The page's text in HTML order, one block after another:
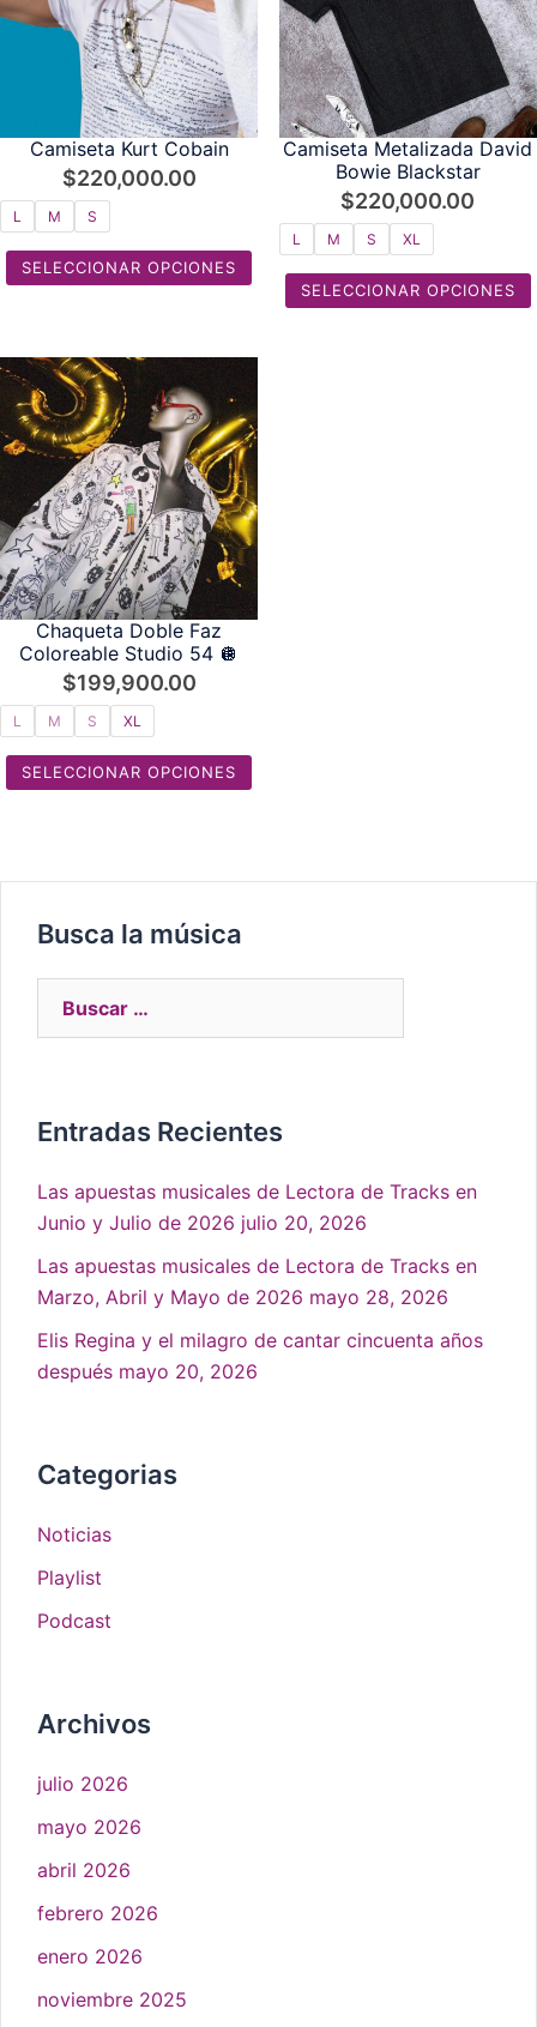
Camiseta Kurt Cobain
$220,000.00
L M S
SELECCIONAR OPCIONES
Camiseta Metalizada David
Bowie Blackstar
$220,000.00
L M S XL
SELECCIONAR OPCIONES
Chaqueta Doble Faz
Coloreable Studio 54 🪩
$199,900.00
L M S XL
SELECCIONAR OPCIONES
Busca la música
Entradas Recientes
Las apuestas musicales de Lectora de Tracks en
Junio y Julio de 2026 julio 20, 2026
Las apuestas musicales de Lectora de Tracks en
Marzo, Abril y Mayo de 2026 mayo 28, 2026
Elis Regina y el milagro de cantar cincuenta años
después mayo 20, 2026
Categorias
Noticias
Playlist
Podcast
Archivos
julio 2026
mayo 2026
abril 2026
febrero 2026
enero 2026
noviembre 2025